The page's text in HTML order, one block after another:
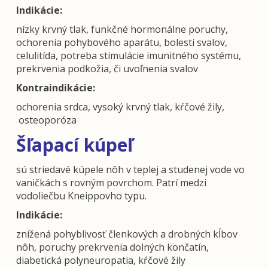
Indikácie:
nízky krvný tlak, funkčné hormonálne poruchy,
ochorenia pohybového aparátu, bolesti svalov,
celulitída, potreba stimulácie imunitného systému,
prekrvenia podkožia, či uvoľnenia svalov
Kontraindikácie:
ochorenia srdca, vysoký krvný tlak, kŕčové žily,
osteoporóza
Šľapací kúpeľ
sú striedavé kúpele nôh v teplej a studenej vode vo
vaničkách s rovným povrchom. Patrí medzi
vodoliečbu Kneippovho typu.
Indikácie:
znížená pohyblivosť členkových a drobných kĺbov
nôh, poruchy prekrvenia dolných končatín,
diabetická polyneuropatia, kŕčové žily